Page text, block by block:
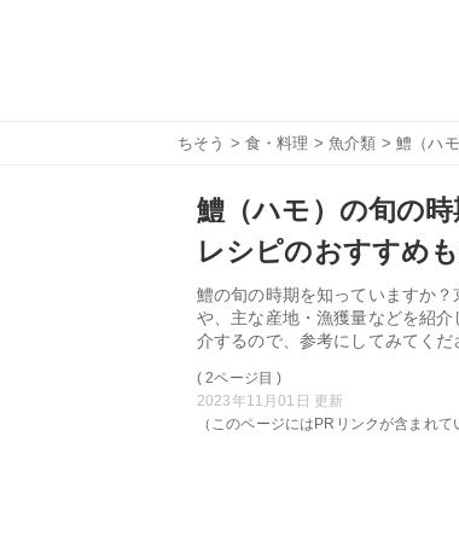
ちそう > 食・料理 >魚介類 > 鱧（ハ
鱧（ハモ）の旬の
レシピのおすすめも
鱧の旬の時期を知っていますか
や、主な産地・漁獲量などを紹
介するので、参考にしてみてくだ
( 2ページ目 )
2023年11月01日 更新
（このページにはPRリンクが含まれて